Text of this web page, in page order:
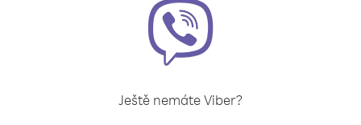
Ještě nemáte Viber?